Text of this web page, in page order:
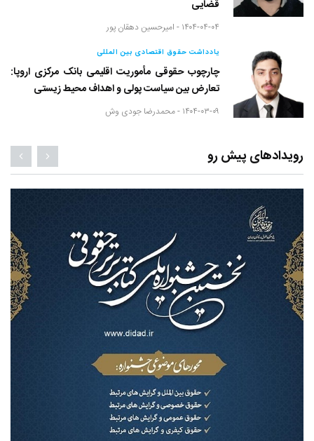
قضایی
۱۴۰۴-۰۴-۰۴ - امیرحسین دهقان پور
یادداشت حقوق اقتصادی بین المللی
چارچوب حقوقی مأموریت اقلیمی بانک مرکزی اروپا:
تعارض بین سیاست پولی و اهداف محیط زیستی
۱۴۰۴-۰۳-۰۹ - محمدرضا جودی وش
رویدادهای پیش رو